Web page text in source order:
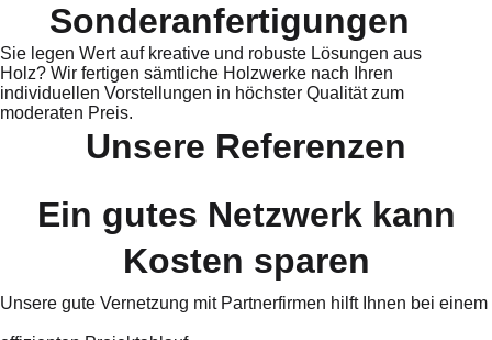
Sonderanfertigungen
Sie legen Wert auf kreative und robuste Lösungen aus
Holz? Wir fertigen sämtliche Holzwerke nach Ihren
individuellen Vorstellungen in höchster Qualität zum
moderaten Preis.
Unsere Referenzen
Ein gutes Netzwerk kann
Kosten sparen
Unsere gute Vernetzung mit Partnerfirmen hilft Ihnen bei einem